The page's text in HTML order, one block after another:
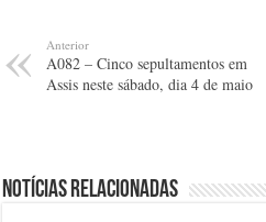
Anterior
A082 – Cinco sepultamentos em
Assis neste sábado, dia 4 de maio
Notícias relacionadas